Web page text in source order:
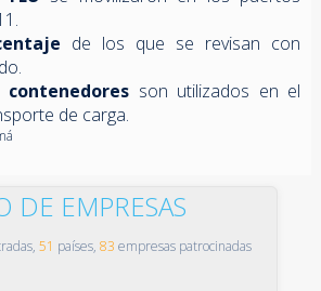
de los que se revisan con
son utilizados en el
de carga.
DE EMPRESAS
51 países, 83 empresas patrocinadas